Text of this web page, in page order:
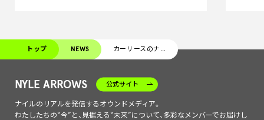
トップ NEWS カーリースのナイル、佐賀県の交通安全に寄付 佐賀県庁で寄付金目録・感謝状贈呈式を実施
NYLE ARROWS 公式サイト
ナイルのリアルを発信するオウンドメディア。
わたしたちの“今”と、見据える“未来”について、多彩なメンバーでお届けし